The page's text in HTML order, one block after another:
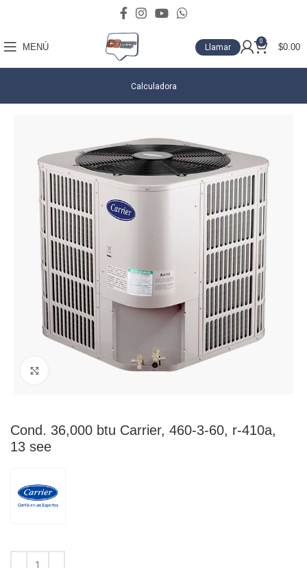
MENÚ Llamar
0
$0.00
Calculadora
Click para agrandar
Cond. 36,000 btu Carrier, 460-3-60, r-410a,
13 see